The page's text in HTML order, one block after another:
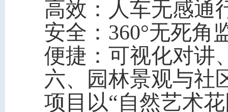
高效：人车无感通
安全：360°无死角
便捷：可视化对讲
六、园林景观与社
项目以“自然艺术